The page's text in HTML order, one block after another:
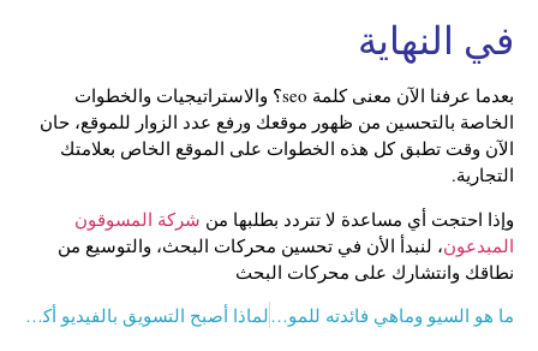
في النهاية
بعدما عرفنا الآن معنى كلمة seo؟ والاستراتيجيات والخطوات
الخاصة بالتحسين من ظهور موقعك ورفع عدد الزوار للموقع، حان
الآن وقت تطبق كل هذه الخطوات على الموقع الخاص بعلامتك
التجارية.
وإذا احتجت أي مساعدة لا تتردد بطلبها من شركة المسوقون
المبدعون، لنبدأ الأن في تحسين محركات البحث، والتوسيع من
نطاقك وانتشارك على محركات البحث
ما هو السيو وماهي فائدته للمواقع الإلكترونية (SEO)؟ | 2024
لماذا أصبح التسويق بالفيديو أكثر الأساليب الدعائية نجاحًا؟